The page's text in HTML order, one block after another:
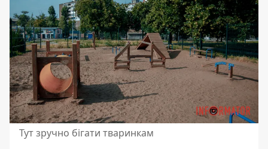
Тут зручно бігати тваринкам